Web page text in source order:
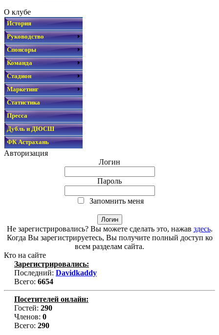
О клубе
История
Руководство
Спонсоры
Команда
Стадион
Маркетинг
Статистика
Пресса
Дубль и ДЮСШ
ФК Астрахань
Авторизация
Логин
Пароль
Запомнить меня
Не зарегистрировались? Вы можете сделать это, нажав здесь.
Когда Вы зарегистрируетесь, Вы получите полный доступ ко
всем разделам сайта.
Кто на сайте
Зарегистрировались:
Последний: Davidkaddy
Всего: 6654
Посетителей онлайн:
Гостей: 290
Членов: 0
Всего: 290